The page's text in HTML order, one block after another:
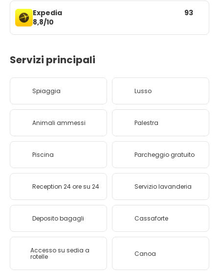
Expedia
8,8/10
93
Servizi principali
Spiaggia Lusso
Animali ammessi Palestra
Piscina Parcheggio gratuito
Reception 24 ore su 24 Servizio lavanderia
Deposito bagagli Cassaforte
Accesso su sedia a
rotelle Canoa